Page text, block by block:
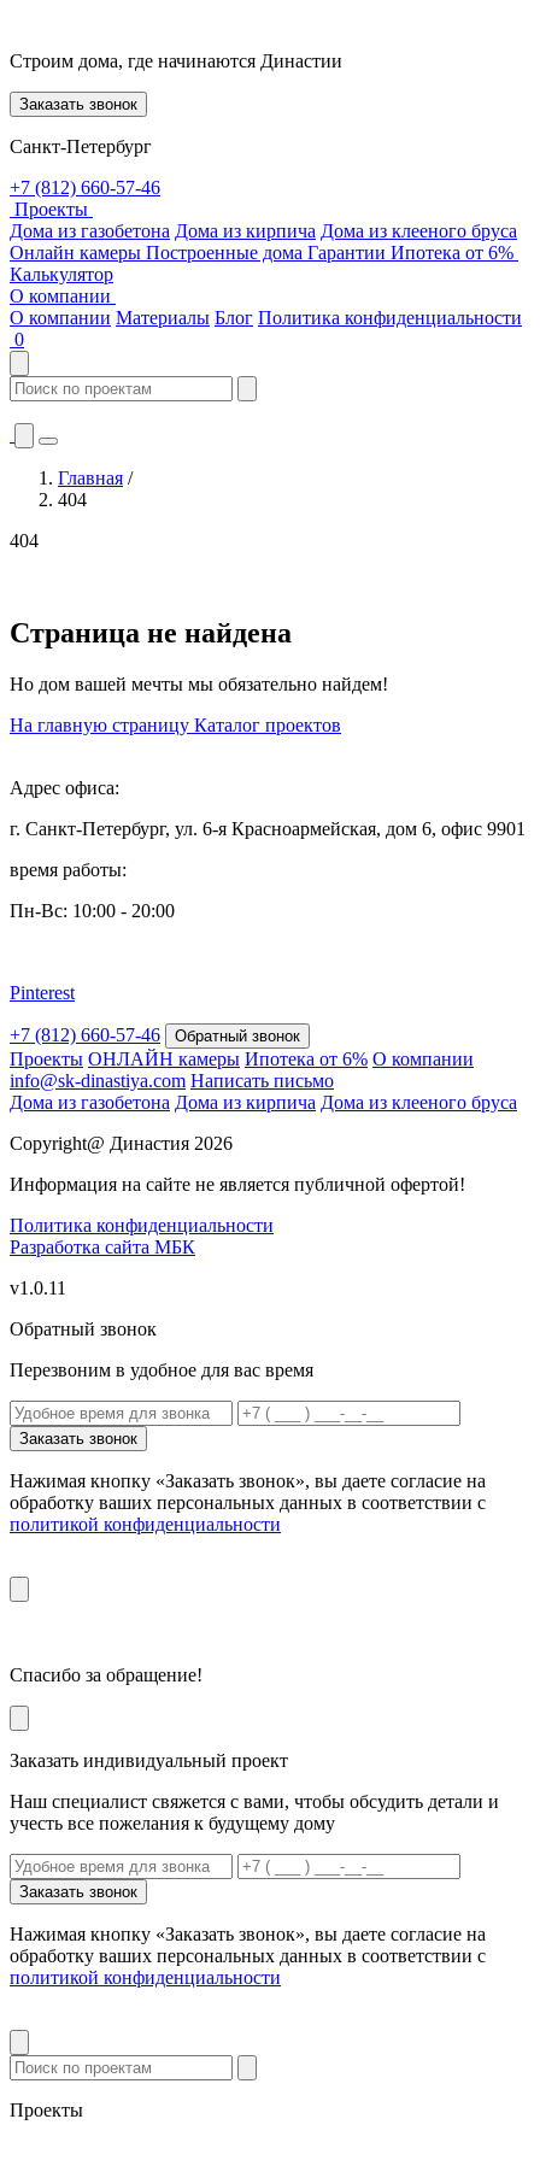
Строим дома, где начинаются Династии
Заказать звонок
Санкт-Петербург
+7 (812) 660-57-46
Проекты
Дома из газобетона Дома из кирпича Дома из клееного бруса
Онлайн камеры Построенные дома Гарантии Ипотека от 6%
Калькулятор
О компании
О компании Материалы Блог Политика конфиденциальности
0
Главная /
404
404
Страница не найдена
Но дом вашей мечты мы обязательно найдем!
На главную страницу Каталог проектов
Адрес офиса:
г. Санкт-Петербург, ул. 6-я Красноармейская, дом 6, офис 9901
время работы:
Пн-Вс: 10:00 - 20:00
Pinterest
+7 (812) 660-57-46 Обратный звонок
Проекты ОНЛАЙН камеры Ипотека от 6% О компании
info@sk-dinastiya.com Написать письмо
Дома из газобетона Дома из кирпича Дома из клееного бруса
Copyright@ Династия 2026
Информация на сайте не является публичной офертой!
Политика конфиденциальности
Разработка сайта МБК
v1.0.11
Обратный звонок
Перезвоним в удобное для вас время
Заказать звонок
Нажимая кнопку «Заказать звонок», вы даете согласие на
обработку ваших персональных данных в соответствии с
политикой конфиденциальности
Спасибо за обращение!
Заказать индивидуальный проект
Наш специалист свяжется с вами, чтобы обсудить детали и
учесть все пожелания к будущему дому
Заказать звонок
Нажимая кнопку «Заказать звонок», вы даете согласие на
обработку ваших персональных данных в соответствии с
политикой конфиденциальности
Проекты